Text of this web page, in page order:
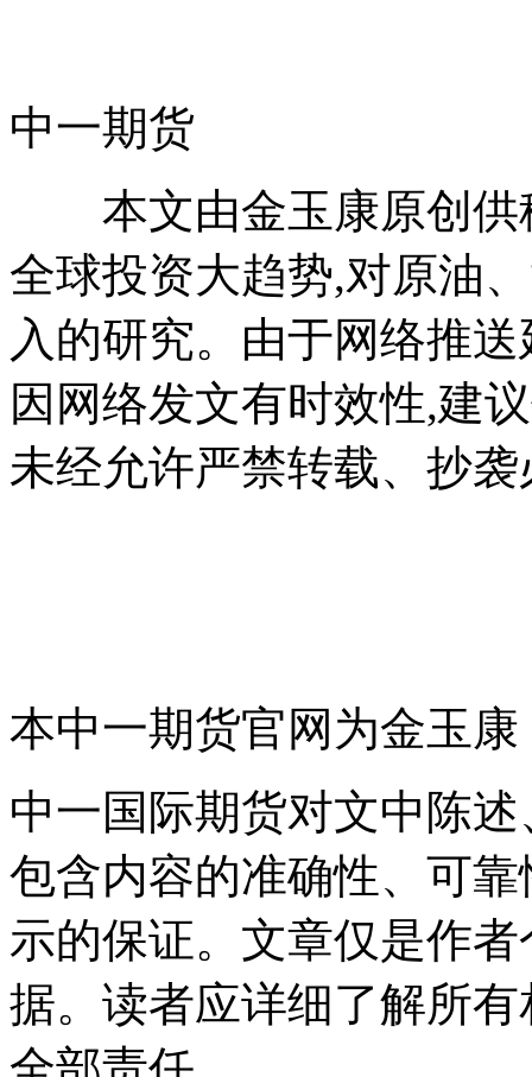
中一期货
本文由金玉康原创供
全球投资大趋势,对原油
入的研究。由于网络推
因网络发文有时效性,建
未经允许严禁转载、抄袭
本中一期货官网为金玉康
中一国际期货对文中陈
包含内容的准确性、可
示的保证。文章仅是作
据。读者应详细了解所